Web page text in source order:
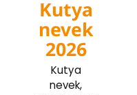
content
Kutya
nevek
2026
Kutya
nevek,